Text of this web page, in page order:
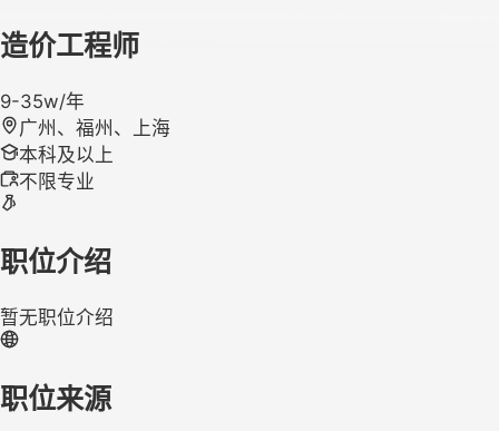
造价工程师
9-35w/年
广州、福州、上海
本科及以上
不限专业
职位介绍
暂无职位介绍
职位来源